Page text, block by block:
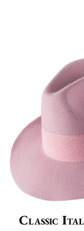
Classic